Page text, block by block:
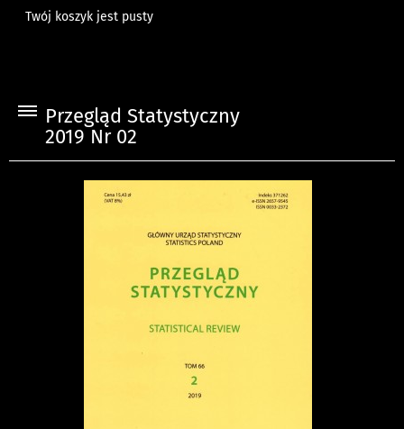
Twój koszyk jest pusty
Przegląd Statystyczny
2019 Nr 02